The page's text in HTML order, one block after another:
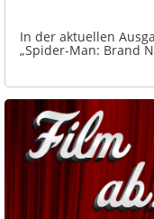
In der aktuellen
„Spider-Man: Brand